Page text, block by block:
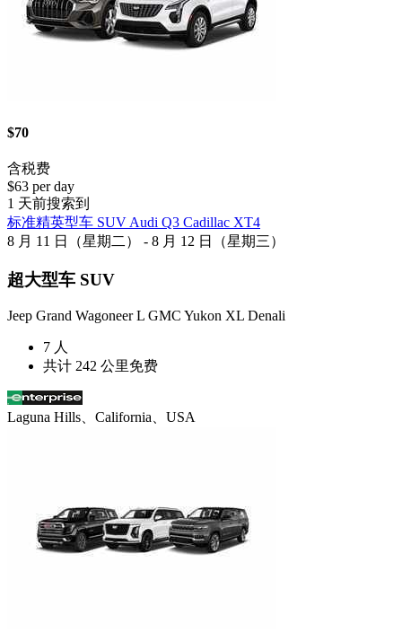
$70
含税费
$63 per day
1 天前搜索到
标准精英型车 SUV Audi Q3 Cadillac XT4
8 月 11 日（星期二） - 8 月 12 日（星期三）
超大型车 SUV
Jeep Grand Wagoneer L GMC Yukon XL Denali
7 人
共计 242 公里免费
Laguna Hills、California、USA